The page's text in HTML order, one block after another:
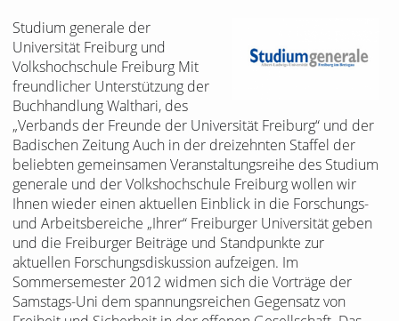
Studium generale der
Universität Freiburg und
Volkshochschule Freiburg Mit
freundlicher Unterstützung der
Buchhandlung Walthari, des
„Verbands der Freunde der Universität Freiburg“ und der
Badischen Zeitung Auch in der dreizehnten Staffel der
beliebten gemeinsamen Veranstaltungsreihe des Studium
generale und der Volkshochschule Freiburg wollen wir
Ihnen wieder einen aktuellen Einblick in die Forschungs-
und Arbeitsbereiche „Ihrer“ Freiburger Universität geben
und die Freiburger Beiträge und Standpunkte zur
aktuellen Forschungsdiskussion aufzeigen. Im
Sommersemester 2012 widmen sich die Vorträge der
Samstags-Uni dem spannungsreichen Gegensatz von